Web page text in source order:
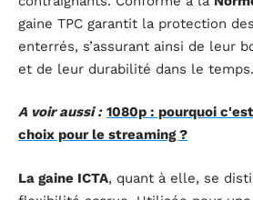
gaine TPC garantit la protection
enterrés, s’assurant ainsi de leur
et de leur durabilité dans le temps.
A voir aussi : 1080p : pourquoi
choix pour le streaming ?
La gaine ICTA, quant à elle, se